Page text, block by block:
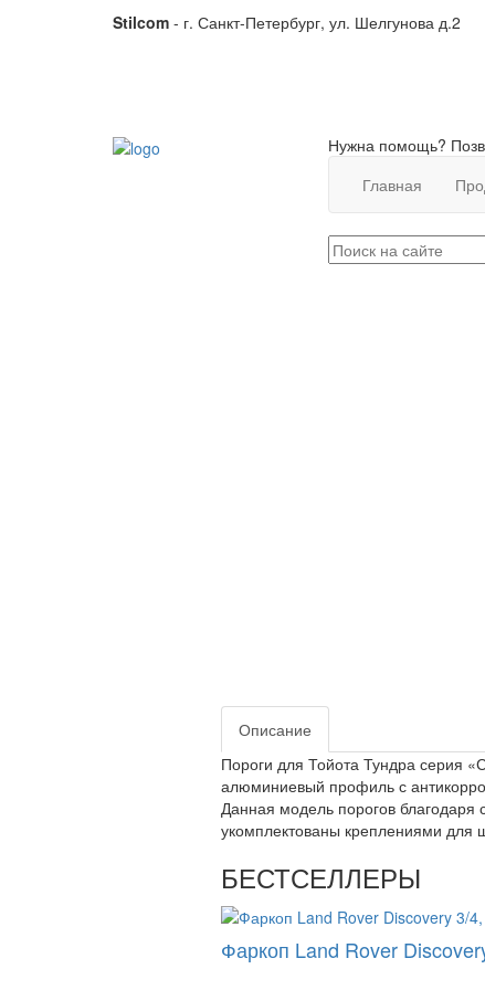
Stilcom - г. Санкт-Петербург, ул. Шелгунова д.2
Нужна помощь?
Главная
Описание
Пороги для Тойота Тундра серия
алюминиевый профиль с
Данная модель порогов благодаря
укомплектованы креплениями
БЕСТСЕЛЛЕРЫ
Фаркоп Land Rover